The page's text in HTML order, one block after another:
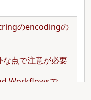
のencodingの
点で注意が必要
Workflowsで